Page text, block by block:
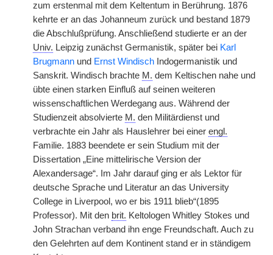
zum erstenmal mit dem Keltentum in Berührung. 1876
kehrte er an das Johanneum zurück und bestand 1879
die Abschlußprüfung. Anschließend studierte er an der
Univ. Leipzig zunächst Germanistik, später bei Karl
Brugmann und Ernst Windisch Indogermanistik und
Sanskrit. Windisch brachte M. dem Keltischen nahe und
übte einen starken Einfluß auf seinen weiteren
wissenschaftlichen Werdegang aus. Während der
Studienzeit absolvierte M. den Militärdienst und
verbrachte ein Jahr als Hauslehrer bei einer engl.
Familie. 1883 beendete er sein Studium mit der
Dissertation „Eine mittelirische Version der
Alexandersage“. Im Jahr darauf ging er als Lektor für
deutsche Sprache und Literatur an das University
College in Liverpool, wo er bis 1911 blieb“(1895
Professor). Mit den brit. Keltologen Whitley Stokes und
John Strachan verband ihn enge Freundschaft. Auch zu
den Gelehrten auf dem Kontinent stand er in ständigem